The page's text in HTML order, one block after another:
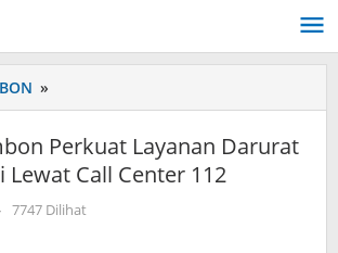
»
Ambon
Perkuat
Layanan
Darurat
Terintegrasi
Perkuat Layanan Darurat
Lewat Call Center 112
7747 Dilihat